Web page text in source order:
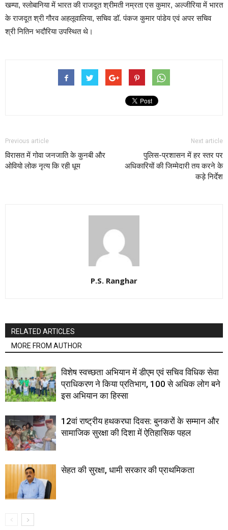
खम्पा, स्लोबानिया में भारत की राजदूत श्रीमती नम्रता एस कुमार, अल्जीरिया में भारत
के राजदूत श्री गौरव अहलूवालिया, सचिव डॉ. पंकज कुमार पांडेय एवं अपर सचिव
श्री नितिन भदौरिया उपस्थित थे।
Previous article
विरासत में गोवा जनजाति के कुनबी और
ओवियो लोक नृत्य कि रही धूम
Next article
पुलिस-प्रशासन में हर स्तर पर
अधिकारियों की जिम्मेदारी तय करने के
कड़े निर्देश
P.S. Ranghar
RELATED ARTICLES
MORE FROM AUTHOR
विशेष स्वच्छता अभियान में डीएम एवं सचिव विधिक सेवा
प्राधिकरण ने किया प्रतिभाग, 100 से अधिक लोग बने
इस अभियान का हिस्सा
12वां राष्ट्रीय हथकरघा दिवस: बुनकरों के सम्मान और
सामाजिक सुरक्षा की दिशा में ऐतिहासिक पहल
सेहत की सुरक्षा, धामी सरकार की प्राथमिकता